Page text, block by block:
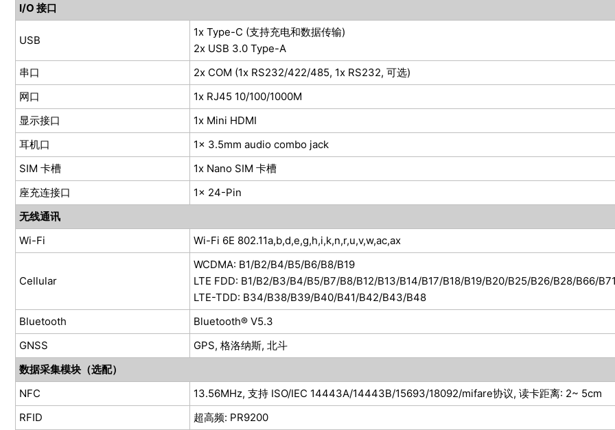
I/O 接口
USB
1x Type-C (支持充电和数据传输)
2x USB 3.0 Type-A
串口
2x COM (1x RS232/422/485, 1x RS232, 可选)
网口
1x RJ45 10/100/1000M
显示接口
1x Mini HDMI
耳机口
1x 3.5mm audio combo jack
SIM 卡槽
1x Nano SIM 卡槽
座充连接口
1x 24-Pin
无线通讯
Wi-Fi
Wi-Fi 6E 802.11a,b,d,e,g,h,i,k,n,r,u,v,w,ac,ax
Cellular
WCDMA: B1/B2/B4/B5/B6/B8/B19
LTE FDD: B1/B2/B3/B4/B5/B7/B8/B12/B13/B14/B17/B18/B19/B20/B25/B26/B28/B66/
LTE-TDD: B34/B38/B39/B40/B41/B42/B43/B48
Bluetooth
Bluetooth® V5.3
GNSS
GPS, 格洛纳斯, 北斗
数据采集模块（选配）
NFC
13.56MHz, 支持 ISO/IEC 14443A/14443B/15693/18092/mifare协议, 读卡距离: 2~ 5cm
RFID
超⾼频: PR9200